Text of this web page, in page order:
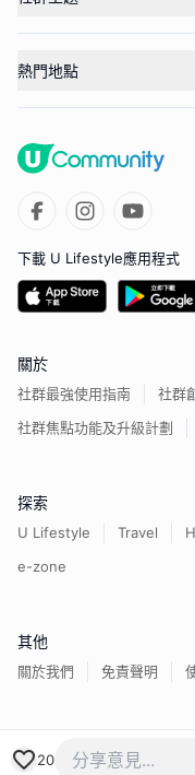
20
熱門地點
下載 U Lifestyle應用程式
關於
社群最強使用指南
社群
社群焦點功能及升級計劃
探索
U Lifestyle Travel
e-zone
其他
關於我們 免責聲明
香港經濟日報版權所有©